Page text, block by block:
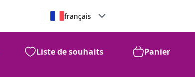
français
Liste de souhaits Panier